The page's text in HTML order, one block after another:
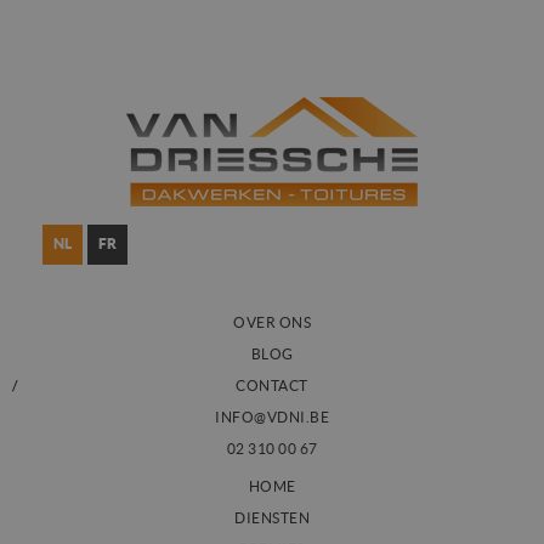
NL FR
OVER ONS
BLOG
CONTACT
INFO@VDNI.BE
02 310 00 67
HOME
DIENSTEN